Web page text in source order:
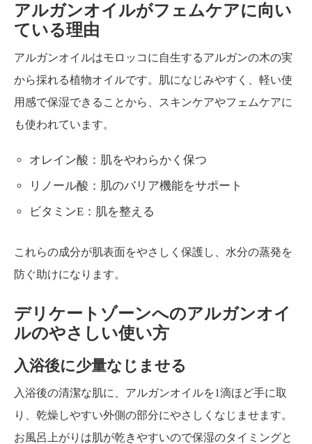
アルガンオイルがフェムケアに向い
ている理由
アルガンオイルはモロッコに自生するアルガンの木の実
から採れる植物オイルです。肌になじみやすく、軽い使
用感で保湿できることから、スキンケアやフェムケアに
も使われています。
オレイン酸：肌をやわらかく保つ
リノール酸：肌のバリア機能をサポート
ビタミンE：肌を整える
これらの成分が肌表面をやさしく保護し、水分の蒸発を
防ぐ助けになります。
デリケートゾーンへのアルガンオイ
ルのやさしい使い方
入浴後に少量なじませる
入浴後の清潔な肌に、アルガンオイルを1滴ほど手に取
り、乾燥しやすい外側の部分にやさしくなじませます。
お風呂上がりは肌が乾きやすいので保湿のタイミングと